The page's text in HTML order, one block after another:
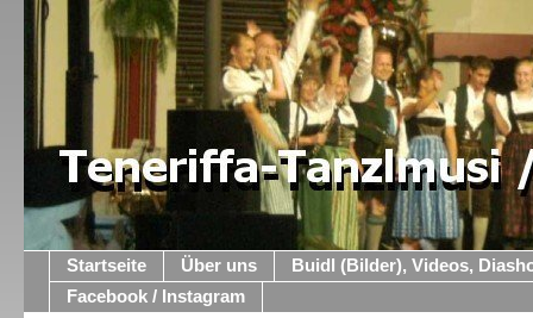
Startseite Über uns
Buidl (Bilder), Videos,
Facebook / Instagram